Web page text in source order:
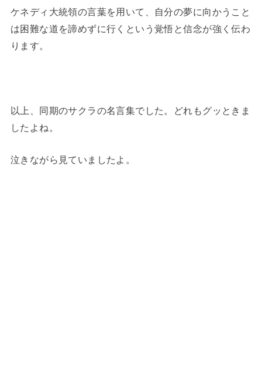
ケネディ大統領の言葉を用いて、自分の夢に向かうこと
は困難な道を諦めずに行くという覚悟と信念が強く伝わ
ります。
以上、同期のサクラの名言集でした。どれもグッときま
したよね。
泣きながら見ていましたよ。